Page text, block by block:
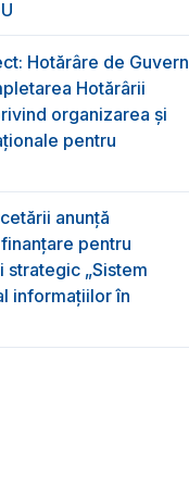
Hotărâre de Guvern
Hotărârii
organizarea şi
pentru
anunță
pentru
„Sistem
informațiilor în